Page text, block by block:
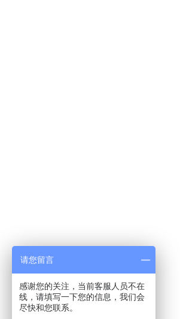
请您留言
感谢您的关注，当前客服人员不在
线，请填写一下您的信息，我们会
尽快和您联系。